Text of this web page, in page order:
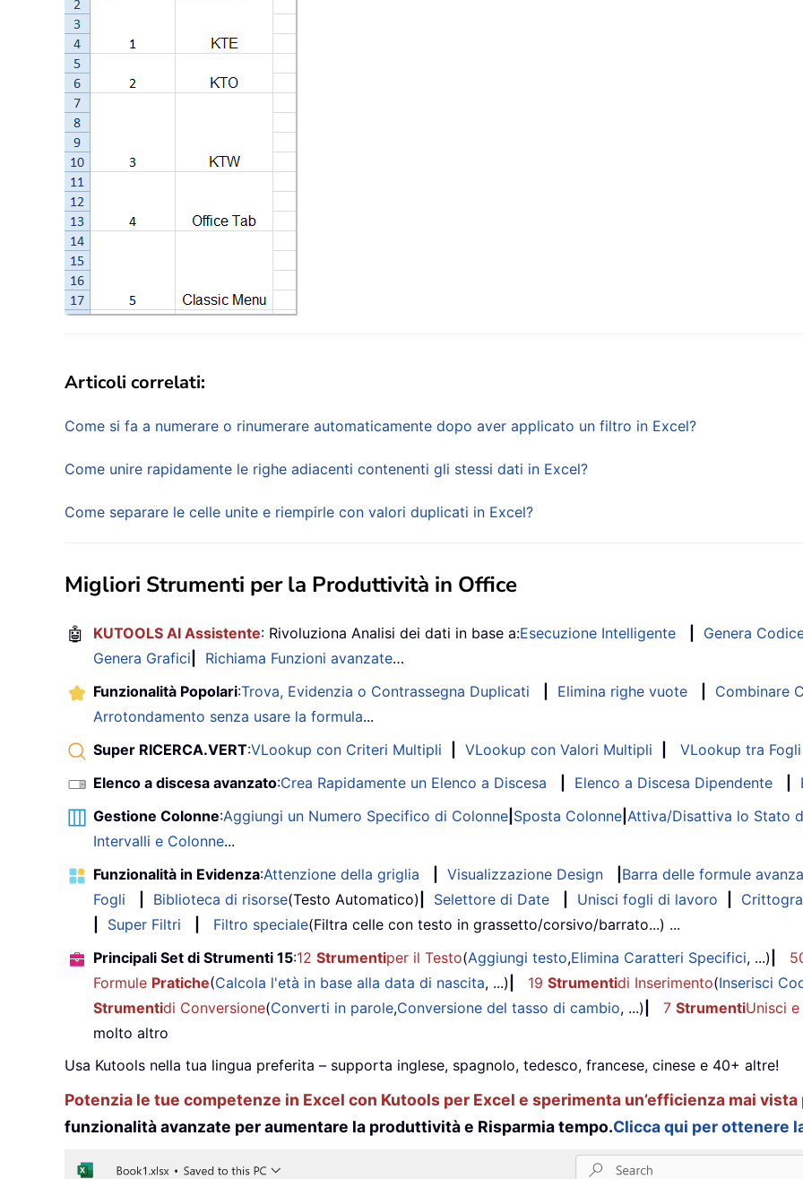
Articoli correlati:
Come si fa a numerare o rinumerare automaticamente dopo aver applicato un filtro in Excel?
Come unire rapidamente le righe adiacenti contenenti gli stessi dati in Excel?
Come separare le celle unite e riempirle con valori duplicati in Excel?
Migliori Strumenti per la Produttività in Office
🤖 KUTOOLS AI Assistente: Rivoluziona Analisi dei dati in base a:Esecuzione Intelligente Genera
Genera Grafici
Richiama Funzioni avanzate…
Funzionalità Popolari:Trova, Evidenzia o Contrassegna Duplicati Elimina righe vuote Combinare
Arrotondamento senza usare la formula...
Super RICERCA.VERT:VLookup con Criteri Multipli VLookup con Valori Multipli VLookup tra
Elenco a discesa avanzato:Crea Rapidamente un Elenco a Discesa Elenco a Discesa Dipendente
Gestione Colonne:Aggiungi un Numero Specifico di Colonne Sposta Colonne Attiva/Disattiva lo Stato
Intervalli e Colonne...
Funzionalità in Evidenza:Attenzione della griglia Visualizzazione Design Barra delle formule
Fogli
Biblioteca di risorse(Testo Automatico) Selettore di Date Unisci fogli di lavoro
Super Filtri Filtro speciale(Filtra celle con testo in grassetto/corsivo/barrato...) ...
Principali Set di Strumenti 15:12 Strumentiper il Testo(Aggiungi testo,Elimina Caratteri Specifici, ...)
Formule Pratiche(Calcola l'età in base alla data di nascita, ...) 19 Strumentidi Inserimento(Inserisci
Strumentidi Conversione(Converti in parole,Conversione del tasso di cambio, ...) 7 StrumentiUnisci
molto altro
Usa Kutools nella tua lingua preferita – supporta inglese, spagnolo, tedesco, francese, cinese e 40+ altre!
Potenzia le tue competenze in Excel con Kutools per Excel e sperimenta un’efficienza mai vista
funzionalità avanzate per aumentare la produttività e Risparmia tempo.Clicca qui per ottenere